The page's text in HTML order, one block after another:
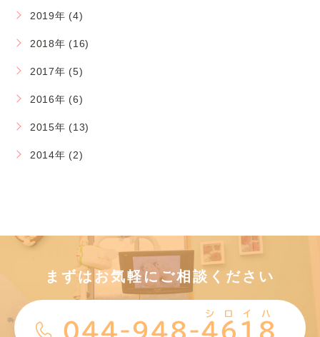
2019年 (4)
2018年 (16)
2017年 (5)
2016年 (6)
2015年 (13)
2014年 (2)
まずはお気軽にご相談ください